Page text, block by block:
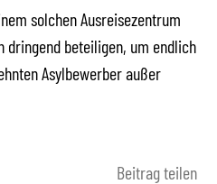
solchen Ausreisezentrum
dringend beteiligen, um endlich
Asylbewerber außer
Beitrag teilen